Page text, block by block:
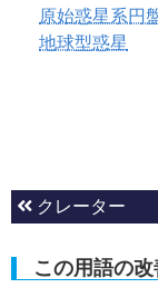
原始惑星系円
地球型惑星
クレーター
この用語の